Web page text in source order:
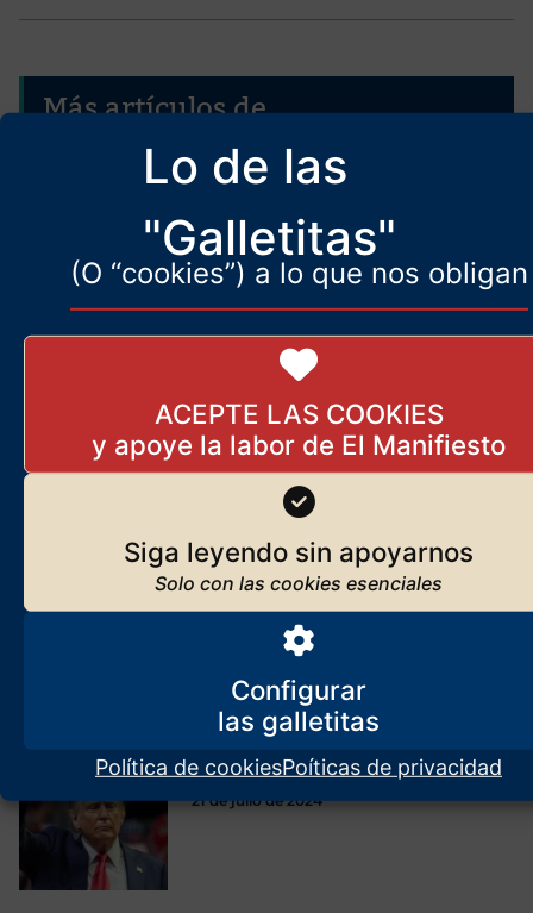
Lo de las
"Galletitas"
(O “cookies”) a lo que nos obligan
ACEPTE LAS COOKIES
Siga leyendo sin apoyarnos
Configurar
Política de cookiesPoíticas de privacidad
Más artículos de
ElManifiesto.com
El enemigo está herido, pero
aún no muerto. Soros sigue
atacando
25 de agosto de 2025
Europa estará muerta en 20
años
6 de agosto de 2026
Carta abierta al presidente de
México sobre aztecas y
entrañas humanas
26 de agosto de 2021
Trump, ¿un atentado
perpetrado por el Sistema?
21 de julio de 2024